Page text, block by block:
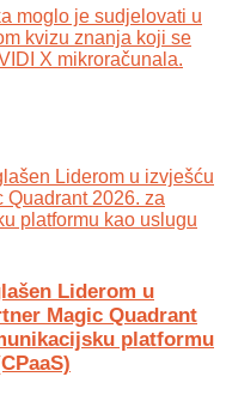
moglo je sudjelovati u
kvizu znanja koji se
X mikroračunala.
Liderom u
Magic Quadrant
platformu